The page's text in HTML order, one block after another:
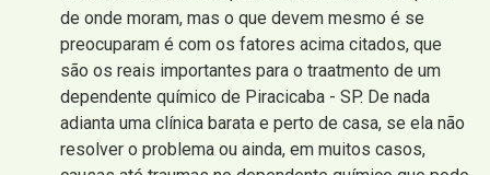
de onde moram, mas o que devem mesmo é se
preocuparam é com os fatores acima citados, que
são os reais importantes para o traatmento de um
dependente químico de Piracicaba - SP. De nada
adianta uma clínica barata e perto de casa, se ela não
resolver o problema ou ainda, em muitos casos,